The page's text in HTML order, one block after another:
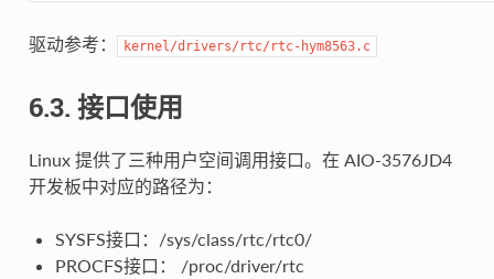
驱动参考： kernel/drivers/rtc/rtc-hym8563.c
6.3. 接口使用
Linux 提供了三种用户空间调用接口。在 AIO-3576JD4
开发板中对应的路径为：
SYSFS接口：/sys/class/rtc/rtc0/
PROCFS接口： /proc/driver/rtc